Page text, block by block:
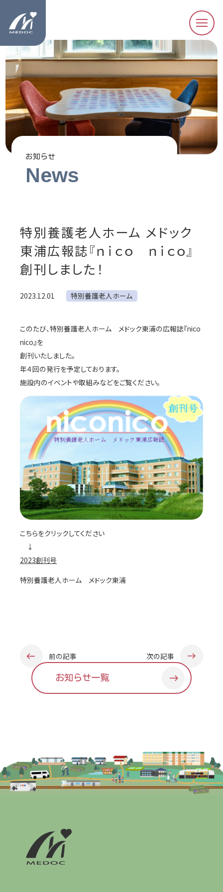
お知らせ
News
特別養護老人ホーム メドック
東浦広報誌『ｎｉｃｏ ｎｉｃｏ』
創刊しました！
2023.12.01 特別養護老人ホーム
このたび、特別養護老人ホーム メドック東浦の広報誌『nico
nico』を
創刊いたしました。
年４回の発行を予定しております。
施設内のイベントや取組みなどをご覧ください。
こちらをクリックしてください
↓
2023創刊号
特別養護老人ホーム メドック東浦
前の記事 次の記事
お知らせ一覧